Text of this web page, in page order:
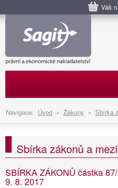
Váš
Navigace: Úvod » Zákony » Sbírka
Sbírka zákonů a
SBÍRKA ZÁKONŮ částka
9. 8. 2017